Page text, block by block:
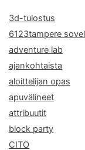
3d-tulostus
6123tampere
adventure lab
ajankohtaista
aloittelijan opas
apuvälineet
attribuutit
block party
CITO